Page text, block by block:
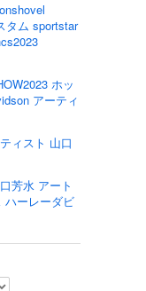
タム sportstar
ホッ
アーティ
ィスト 山口
芳水 アート
ハーレーダビ